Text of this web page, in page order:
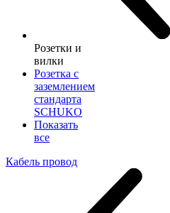
Розетки и
вилки
Розетка с
заземлением
стандарта
SCHUKO
Показать
все
Кабель провод